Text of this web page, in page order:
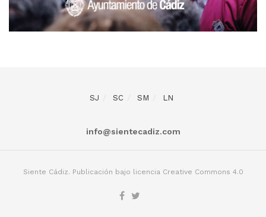
SJ SC SM LN
info@sientecadiz.com
Siente Cádiz. Publicación bajo licencia Creative Commons 4.0